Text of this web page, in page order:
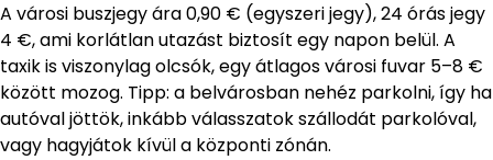
A városi buszjegy ára 0,90 € (egyszeri jegy), 24 órás jegy
4 €, ami korlátlan utazást biztosít egy napon belül. A
taxik is viszonylag olcsók, egy átlagos városi fuvar 5–8 €
között mozog. Tipp: a belvárosban nehéz parkolni, így ha
autóval jöttök, inkább válasszatok szállodát parkolóval,
vagy hagyjátok kívül a központi zónán.